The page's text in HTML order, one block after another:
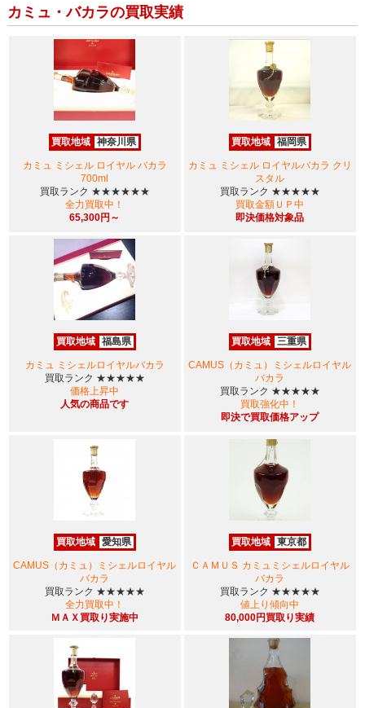
カミュ・バカラの買取実績
買取地域 神奈川県
カミュ ミシェル ロイヤル バカラ
700ml
買取ランク ★★★★★★
全力買取中！
65,300円～
買取地域 福岡県
カミュ ミシェル ロイヤルバカラ クリ
スタル
買取ランク ★★★★★
買取金額ＵＰ中
即決価格対象品
買取地域 福島県
カミュ ミシェルロイヤルバカラ
買取ランク ★★★★★
価格上昇中
人気の商品です
買取地域 三重県
CAMUS（カミュ）ミシェルロイヤル
バカラ
買取ランク ★★★★★
買取強化中！
即決で買取価格アップ
買取地域 愛知県
CAMUS（カミュ）ミシェルロイヤル
バカラ
買取ランク ★★★★★
全力買取中！
ＭＡＸ買取り実施中
買取地域 東京都
ＣＡＭＵＳ カミュミシェルロイヤル
バカラ
買取ランク ★★★★★
値上り傾向中
80,000円買取り実績